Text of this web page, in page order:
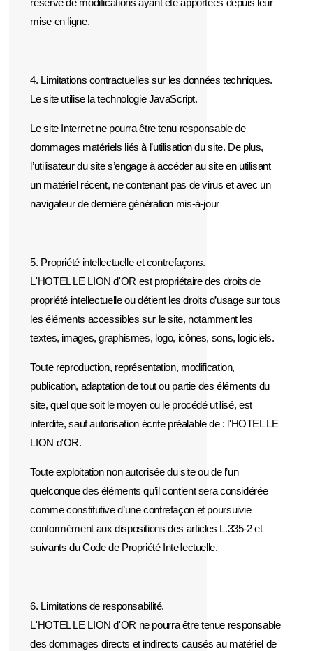
mise en ligne.
4. Limitations contractuelles sur les données techniques.
Le site utilise la technologie JavaScript.
Le site Internet ne pourra être tenu responsable de
dommages matériels liés à l’utilisation du site. De plus,
l’utilisateur du site s’engage à accéder au site en utilisant
un matériel récent, ne contenant pas de virus et avec un
navigateur de dernière génération mis-à-jour
5. Propriété intellectuelle et contrefaçons.
L'HOTEL LE LION d'OR est propriétaire des droits de
propriété intellectuelle ou détient les droits d’usage sur tous
les éléments accessibles sur le site, notamment les
textes, images, graphismes, logo, icônes, sons, logiciels.
Toute reproduction, représentation, modification,
publication, adaptation de tout ou partie des éléments du
site, quel que soit le moyen ou le procédé utilisé, est
interdite, sauf autorisation écrite préalable de : l'HOTEL LE
LION d'OR.
Toute exploitation non autorisée du site ou de l’un
quelconque des éléments qu’il contient sera considérée
comme constitutive d’une contrefaçon et poursuivie
conformément aux dispositions des articles L.335-2 et
suivants du Code de Propriété Intellectuelle.
6. Limitations de responsabilité.
L'HOTEL LE LION d'OR ne pourra être tenue responsable
des dommages directs et indirects causés au matériel de